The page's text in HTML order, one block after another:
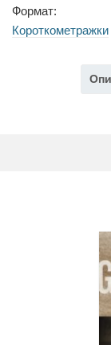
Формат:
Короткометражки